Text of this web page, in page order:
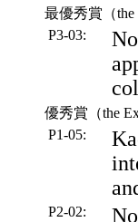
最優秀賞（the
P3-03:
優秀賞（the
P1-05:
P2-02: